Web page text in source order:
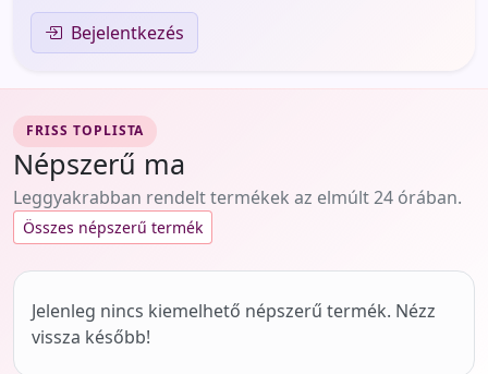
Bejelentkezés
FRISS TOPLISTA
Népszerű ma
Leggyakrabban rendelt termékek az elmúlt 24 órában.
Összes népszerű termék
Jelenleg nincs kiemelhető népszerű termék. Nézz
vissza később!